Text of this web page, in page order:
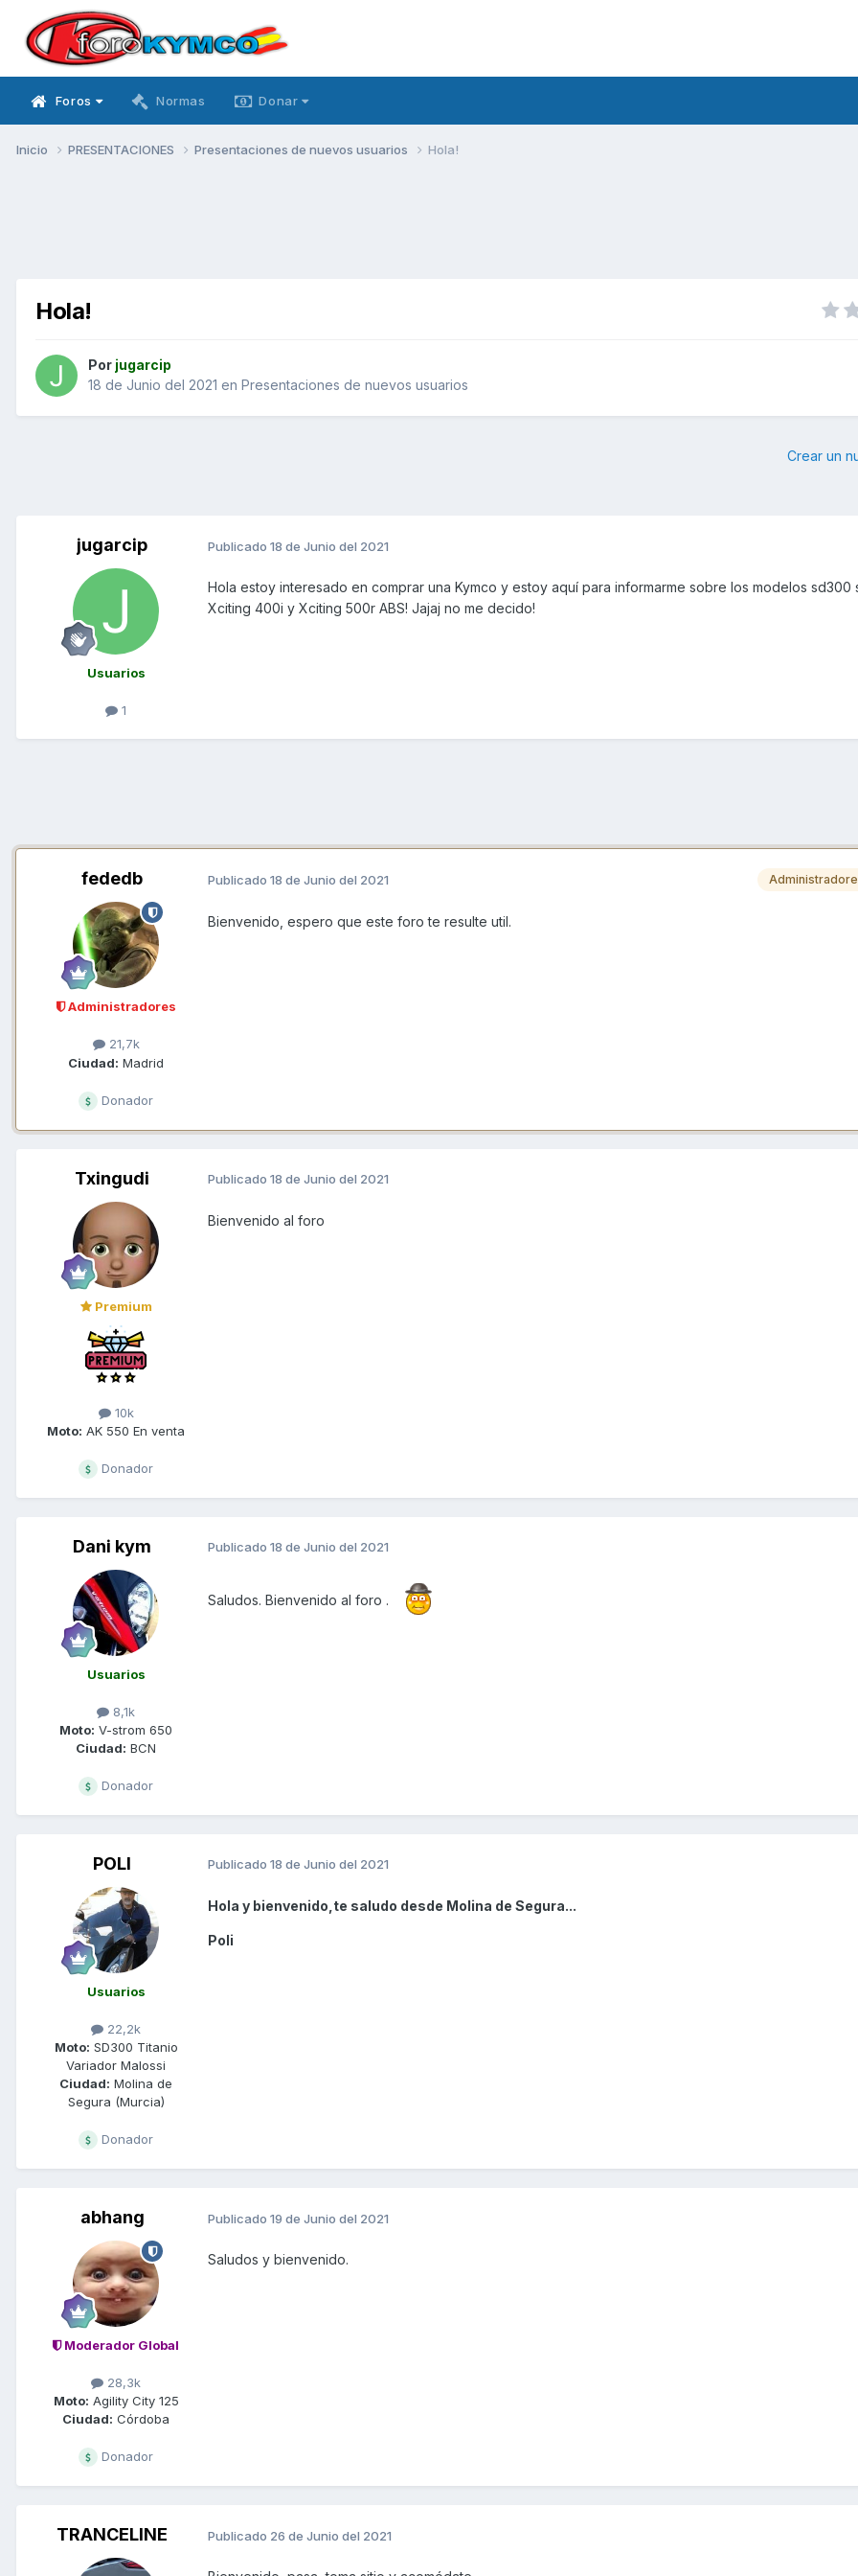
Foros Normas Donar
Inicio PRESENTACIONES Presentaciones de nuevos usuarios Hola!
Hola!
Por jugarcip
18 de Junio del 2021 en Presentaciones de nuevos usuarios
Crear un
jugarcip
Usuarios
1
Publicado 18 de Junio del 2021
Hola estoy interesado en comprar una Kymco y estoy aquí para informarme sobre los modelos sd300
Xciting 400i y Xciting 500r ABS! Jajaj no me decido!
fededb
Administradores
21,7k
Ciudad: Madrid
Donador
Publicado 18 de Junio del 2021
Bienvenido, espero que este foro te resulte util.
Txingudi
Premium
10k
Moto: AK 550 En venta
Donador
Publicado 18 de Junio del 2021
Bienvenido al foro
Dani kym
Usuarios
8,1k
Moto: V-strom 650
Ciudad: BCN
Donador
Publicado 18 de Junio del 2021
Saludos. Bienvenido al foro .
POLI
Usuarios
22,2k
Moto: SD300 Titanio
Variador Malossi
Ciudad: Molina de
Segura (Murcia)
Donador
Publicado 18 de Junio del 2021
Hola y bienvenido,te saludo desde Molina de Segura...
Poli
abhang
Moderador Global
28,3k
Moto: Agility City 125
Ciudad: Córdoba
Donador
Publicado 19 de Junio del 2021
Saludos y bienvenido.
TRANCELINE Publicado 26 de Junio del 2021